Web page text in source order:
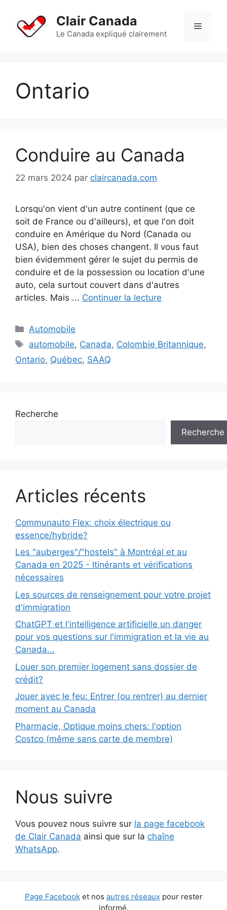
contenu
Clair Canada
Le Canada expliqué clairement
Menu
Ontario
Conduire au Canada
22 mars 2024 par claircanada.com
Lorsqu'on vient d'un autre continent (que ce
soit de France ou d'ailleurs), et que l'on doit
conduire en Amérique du Nord (Canada ou
USA), bien des choses changent. Il vous faut
bien évidemment gérer le sujet du permis de
conduire et de la possession ou location d'une
auto, cela surtout couvert dans d'autres
articles. Mais ... Continuer la lecture
Catégories
Automobile
Étiquettes
automobile, Canada, Colombie Britannique,
Ontario, Québec, SAAQ
Recherche
Recherche
Articles récents
Communauto Flex: choix électrique ou
essence/hybride?
Les "auberges"/"hostels" à Montréal et au
Canada en 2025 - Itinérants et vérifications
nécessaires
Les sources de renseignement pour votre projet
d'immigration
ChatGPT et l'intelligence artificielle un danger
pour vos questions sur l'immigration et la vie au
Canada...
Louer son premier logement sans dossier de
crédit?
Jouer avec le feu: Entrer (ou rentrer) au dernier
moment au Canada
Pharmacie, Optique moins chers: l'option
Costco (même sans carte de membre)
Nous suivre
Vous pouvez nous suivre sur la page facebook
de Clair Canada ainsi que sur la chaîne
WhatsApp.
Page Facebooket nos autres réseaux pour rester
informé.